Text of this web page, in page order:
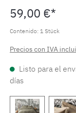
59,00 €*
Contenido: 1 Stück
Precios con IVA
Listo para el
días